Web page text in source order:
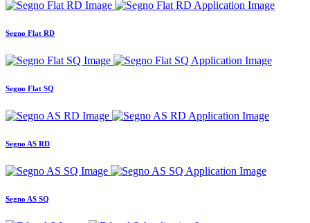
Segno Flat RD
Segno Flat SQ
Segno AS RD
Segno AS SQ